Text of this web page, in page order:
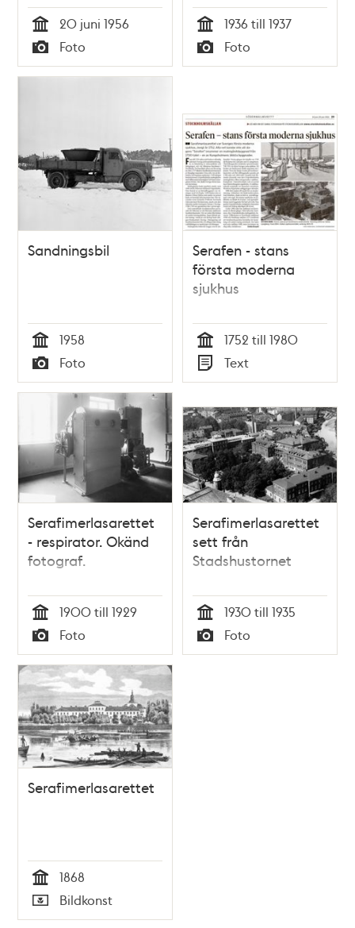
Lovisas Barnsjukhus.
Jonas Ugander och
ponnyn Jonny
besökte patienterna
Tid
20 juni 1956
Typ
Foto Tid
1936 till 1937
Typ
Foto
Sandningsbil
Tid
1958
Typ
Foto
Serafen - stans
första moderna
sjukhus
Tid
1752 till 1980
Typ
Text
Serafimerlasarettet
- respirator. Okänd
fotograf.
Tid
1900 till 1929
Typ
Foto
Serafimerlasarettet
sett från
Stadshustornet
Tid
1930 till 1935
Typ
Foto
Serafimerlasarettet
Tid
1868
Typ
Bildkonst